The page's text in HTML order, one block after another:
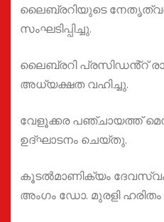
ലൈബ്രറിയുടെ
സംഘടിപ്പിച്ചു.
ലൈബ്രറി പ്രസിഡൻ്റ്
അധ്യക്ഷത വഹിച്ചു.
വേളൂക്കര പഞ്ചായത്ത്
ഉദ്ഘാടനം ചെയ്തു.
കൂടൽമാണിക്യം ദേവസ്വം
അംഗം ഡോ. മുരളി